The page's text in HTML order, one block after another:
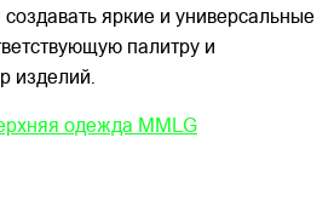
яркие и универсальные
палитру и
изделий.
одежда MMLG